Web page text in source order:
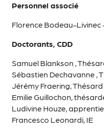
Personnel associé
Florence Bodeau-Livinec
Doctorants, CDD
Samuel Blankson ,
Sébastien Dechavanne ,
Jérémy Fraering, Thésard
Emilie Guillochon,
Ludivine Houze, apprentie
Francesco Leonardi, IE